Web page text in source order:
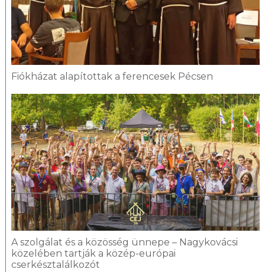
Fiókházat alapítottak a ferencesek Pécsen
A szolgálat és a közösség ünnepe – Nagykovácsi
közelében tartják a közép-európai
cserkésztalálkozót